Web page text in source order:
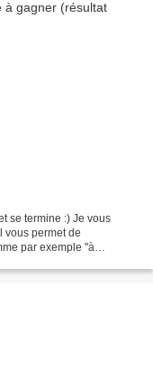
se termine :) Je vous
vous permet de
par exemple "à